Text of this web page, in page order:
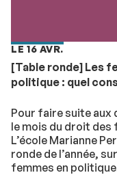
LE 16 AVR.
[Table ronde] Les
politique : quel
Pour faire suite aux
le mois du droit des
L’école Marianne
ronde de l’année,
femmes en